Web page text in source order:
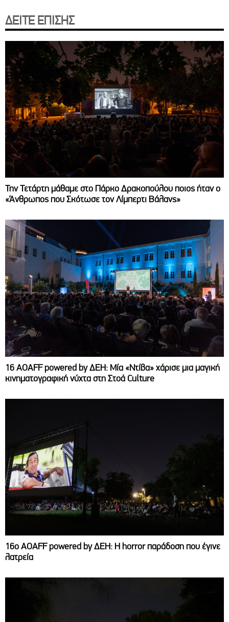
ΔΕΙΤΕ ΕΠΙΣΗΣ
Την Τετάρτη μάθαμε στο Πάρκο Δρακοπούλου ποιος ήταν ο
«Άνθρωπος που Σκότωσε τον Λίμπερτι Βάλανς»
16 AOAFF powered by ΔΕΗ: Μία «Ντίβα» χάρισε μια μαγική
κινηματογραφική νύχτα στη Στοά Culture
16ο AOAFF powered by ΔΕΗ: Η horror παράδοση που έγινε
λατρεία